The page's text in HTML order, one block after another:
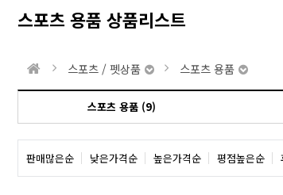
스포츠 용품 상품리스트
스포츠 / 펫상품 스포츠 용품
스포츠 용품 (9)
판매많은순 낮은가격순 높은가격순 평점높은순